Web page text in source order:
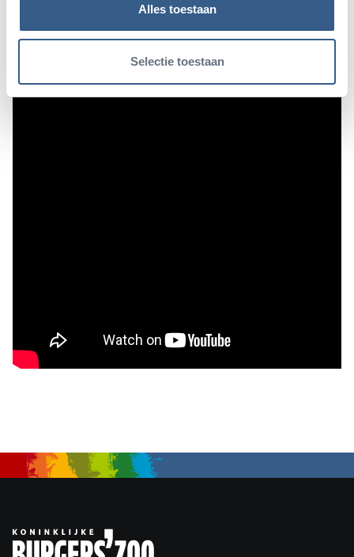
Alles toestaan
Selectie toestaan